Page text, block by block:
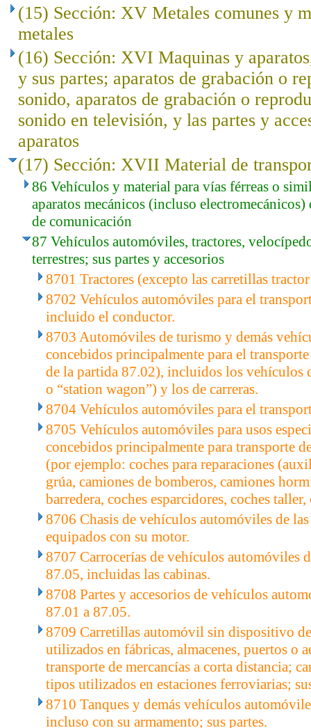
(15) Sección: XV Metales comunes y
metales
(16) Sección: XVI Maquinas y
y sus partes; aparatos de grabación o
sonido, aparatos de grabación o
sonido en televisión, y las partes y
aparatos
(17) Sección: XVII Material de
86 Vehículos y material para vías férreas o
aparatos mecánicos (incluso
de comunicación
87 Vehículos automóviles, tractores,
terrestres; sus partes y accesorios
8701 Tractores (excepto las carretillas
8702 Vehículos automóviles para el
incluido el conductor.
8703 Automóviles de turismo y demás
concebidos principalmente para el
de la partida 87.02), incluidos los vehículos
o “station wagon”) y los de carreras.
8704 Vehículos automóviles para el
8705 Vehículos automóviles para usos
concebidos principalmente para transporte
(por ejemplo: coches para reparaciones
grúa, camiones de bomberos, camiones
barredera, coches esparcidores, coches
8706 Chasis de vehículos automóviles de
equipados con su motor.
8707 Carrocerías de vehículos automóviles
87.05, incluidas las cabinas.
8708 Partes y accesorios de vehículos
87.01 a 87.05.
8709 Carretillas automóvil sin dispositivo
utilizados en fábricas, almacenes, puertos o
transporte de mercancías a corta distancia;
tipos utilizados en estaciones ferroviarias;
8710 Tanques y demás vehículos
incluso con su armamento; sus partes.